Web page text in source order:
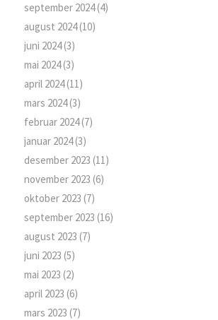
september 2024(4)
august 2024(10)
juni 2024(3)
mai 2024(3)
april 2024(11)
mars 2024(3)
februar 2024(7)
januar 2024(3)
desember 2023 (11)
november 2023 (6)
oktober 2023 (7)
september 2023 (16)
august 2023 (7)
juni 2023 (5)
mai 2023 (2)
april 2023 (6)
mars 2023 (7)